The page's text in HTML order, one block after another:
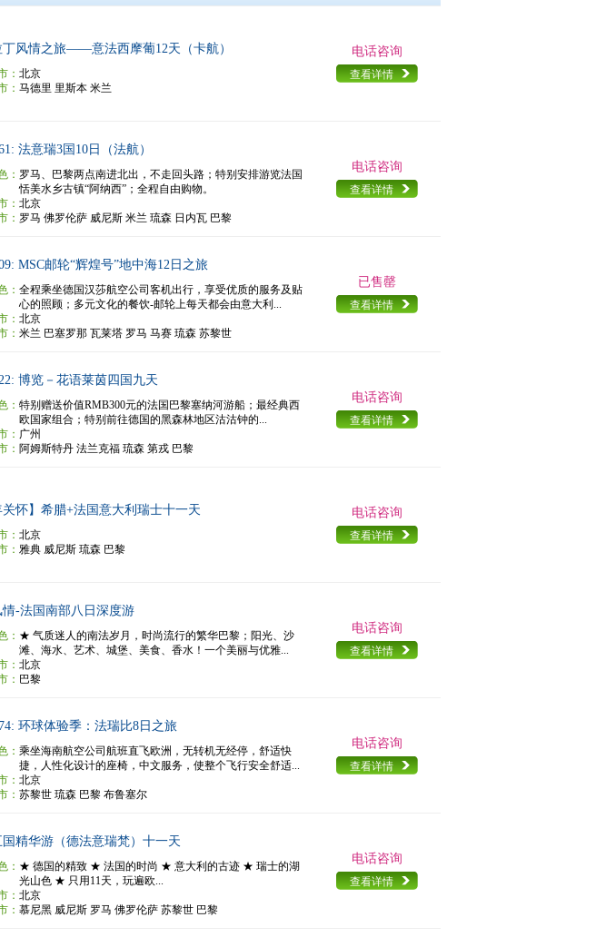
丁风情之旅——意法西摩葡12天（卡航）
： 北京
： 马德里 里斯本 米兰
电话咨询
查看详情
法意瑞3国10日（法航）
罗马、巴黎两点南进北出，不走回头路；特别安排游览法国
恬美水乡古镇“阿纳西”；全程自由购物。
： 北京
： 罗马 佛罗伦萨 威尼斯 米兰 琉森 日内瓦 巴黎
电话咨询
查看详情
MSC邮轮“辉煌号”地中海12日之旅
全程乘坐德国汉莎航空公司客机出行，享受优质的服务及贴
心的照顾；多元文化的餐饮-邮轮上每天都会由意大利...
： 北京
： 米兰 巴塞罗那 瓦莱塔 罗马 马赛 琉森 苏黎世
已售罄
查看详情
博览－花语莱茵四国九天
特别赠送价值RMB300元的法国巴黎塞纳河游船；最经典西
欧国家组合；特别前往德国的黑森林地区沽沽钟的...
： 广州
： 阿姆斯特丹 法兰克福 琉森 第戎 巴黎
电话咨询
查看详情
关怀】希腊+法国意大利瑞士十一天
： 北京
： 雅典 威尼斯 琉森 巴黎
电话咨询
查看详情
情-法国南部八日深度游
★ 气质迷人的南法岁月，时尚流行的繁华巴黎；阳光、沙
滩、海水、艺术、城堡、美食、香水！一个美丽与优雅...
： 北京
： 巴黎
电话咨询
查看详情
环球体验季：法瑞比8日之旅
乘坐海南航空公司航班直飞欧洲，无转机无经停，舒适快
捷，人性化设计的座椅，中文服务，使整个飞行安全舒适...
： 北京
： 苏黎世 琉森 巴黎 布鲁塞尔
电话咨询
查看详情
国精华游（德法意瑞梵）十一天
★ 德国的精致 ★ 法国的时尚 ★ 意大利的古迹 ★ 瑞士的湖
光山色 ★ 只用11天，玩遍欧...
： 北京
： 慕尼黑 威尼斯 罗马 佛罗伦萨 苏黎世 巴黎
电话咨询
查看详情